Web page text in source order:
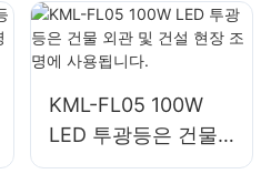
KML-FL05 100W
LED 투광등은 건물
외관 및 건설 현장 조